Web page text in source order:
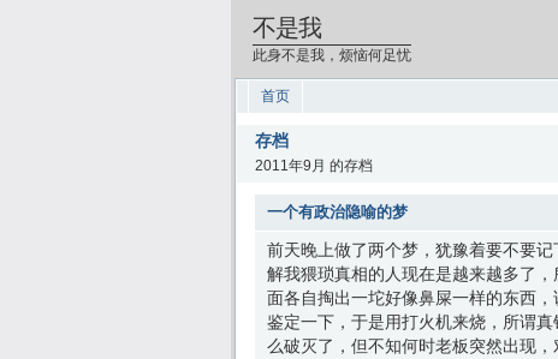
不是我
此身不是我，烦恼何足忧
首页
存档
2011年9月 的存档
一个有政治隐喻的梦
前天晚上做了两个梦，犹豫着要不要
解我猥琐真相的人现在是越来越多了
面各自掏出一坨好像鼻屎一样的东西
鉴定一下，于是用打火机来烧，所谓
么破灭了，但不知何时老板突然出现